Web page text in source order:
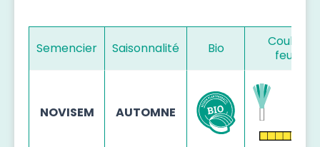
Semencier Saisonnalité Bio
Couleur
NOVISEM AUTOMNE